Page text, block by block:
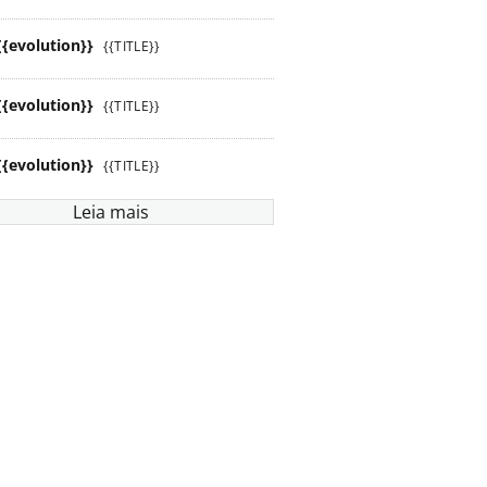
{{TITLE}}
{{TITLE}}
{{TITLE}}
Leia mais